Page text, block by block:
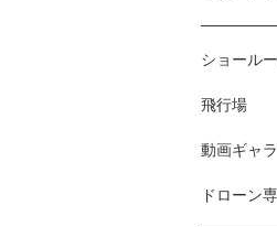
ショール
飛行場
動画ギャ
ドローン